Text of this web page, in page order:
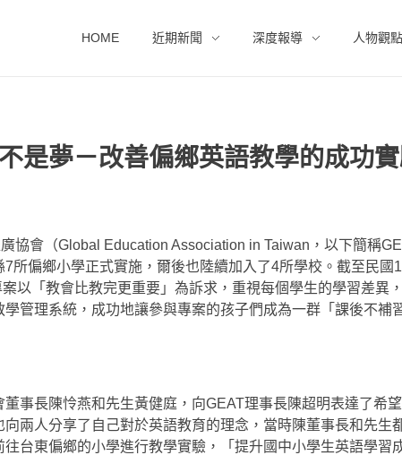
HOME 近期新聞 深度報導 人物觀點
是夢－改善偏鄉英語教學的成功
協會（Global Education Association in Taiwan，以下簡稱
所偏鄉小學正式實施，爾後也陸續加入了4所學校。截至民國
以「教會比教完更重要」為訴求，重視每個學生的學習差異
管理系統，成功地讓參與專案的孩子們成為一群「課後不補
事長陳怜燕和先生黃健庭，向GEAT理事長陳超明表達了希
兩人分享了自己對於英語教育的理念，當時陳董事長和先生
台東偏鄉的小學進行教學實驗，「提升國中小學生英語學習